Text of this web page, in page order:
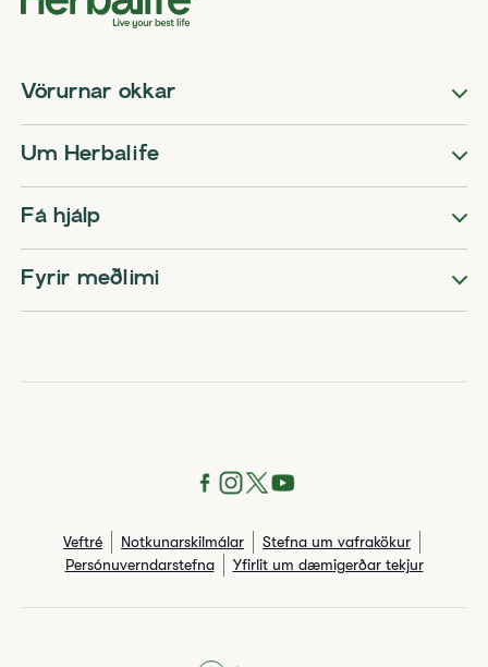
Vörurnar okkar
Um Herbalife
Fá hjálp
Fyrir meðlimi
Veftré Notkunarskilmálar
Stefna um vafrakökur
Persónuverndarstefna
Yfirlit um dæmigerðar tekjur